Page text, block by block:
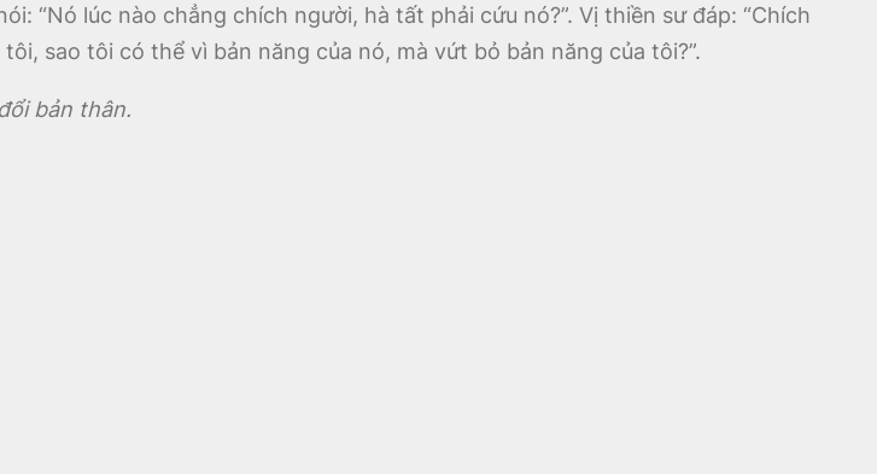
“Nó lúc nào chẳng chích người, hà tất phải cứu nó?”. Vị thiền sư đáp: “Chích
sao tôi có thể vì bản năng của nó, mà vứt bỏ bản năng của tôi?”.
bản thân.